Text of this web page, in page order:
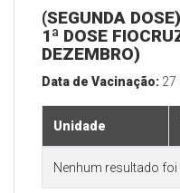
(SEGUNDA
1ª DOSE
DEZEMBRO)
Data de Vacinação: 27
Unidade
Nenhum resultado foi